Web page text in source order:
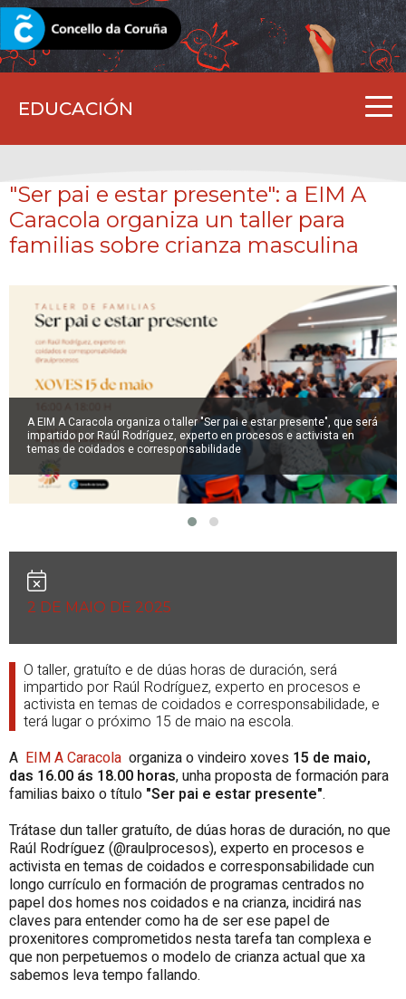
EDUCACIÓN
CORUNA.GAL
"Ser pai e estar presente": a EIM A
Caracola organiza un taller para
familias sobre crianza masculina
A EIM A Caracola organiza o taller "Ser pai e estar presente", que será
impartido por Raúl Rodríguez, experto en procesos e activista en
temas de coidados e corresponsabilidade
2 DE MAIO DE 2025
O taller, gratuíto e de dúas horas de duración, será
impartido por Raúl Rodríguez, experto en procesos e
activista en temas de coidados e corresponsabilidade, e
terá lugar o próximo 15 de maio na escola.
A EIM A Caracola organiza o vindeiro xoves 15 de maio,
das 16.00 ás 18.00 horas, unha proposta de formación para
familias baixo o título "Ser pai e estar presente".
Trátase dun taller gratuíto, de dúas horas de duración, no que
Raúl Rodríguez (@raulprocesos),experto en procesos e
activista en temas de coidados e corresponsabilidade cun
longo currículo en formación de programas centrados no
papel dos homes nos coidados e na crianza, incidirá nas
claves para entender como ha de ser ese papel de
proxenitores comprometidos nesta tarefa tan complexa e
que non perpetuemos o modelo de crianza actual que xa
sabemos leva tempo fallando.